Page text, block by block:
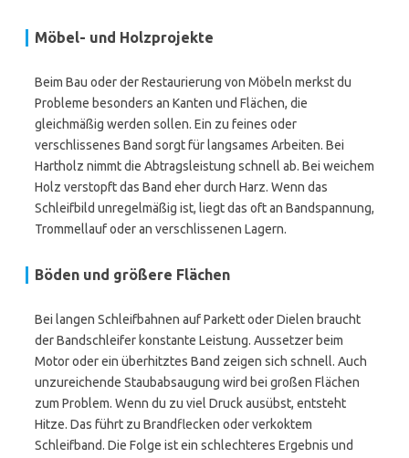
Möbel- und Holzprojekte
Beim Bau oder der Restaurierung von Möbeln merkst du
Probleme besonders an Kanten und Flächen, die
gleichmäßig werden sollen. Ein zu feines oder
verschlissenes Band sorgt für langsames Arbeiten. Bei
Hartholz nimmt die Abtragsleistung schnell ab. Bei weichem
Holz verstopft das Band eher durch Harz. Wenn das
Schleifbild unregelmäßig ist, liegt das oft an Bandspannung,
Trommellauf oder an verschlissenen Lagern.
Böden und größere Flächen
Bei langen Schleifbahnen auf Parkett oder Dielen braucht
der Bandschleifer konstante Leistung. Aussetzer beim
Motor oder ein überhitztes Band zeigen sich schnell. Auch
unzureichende Staubabsaugung wird bei großen Flächen
zum Problem. Wenn du zu viel Druck ausübst, entsteht
Hitze. Das führt zu Brandflecken oder verkoktem
Schleifband. Die Folge ist ein schlechteres Ergebnis und